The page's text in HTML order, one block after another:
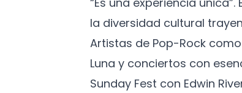
la diversidad cultural
Artistas de Pop-Rock
Luna y conciertos con
Sunday Fest con Edwin